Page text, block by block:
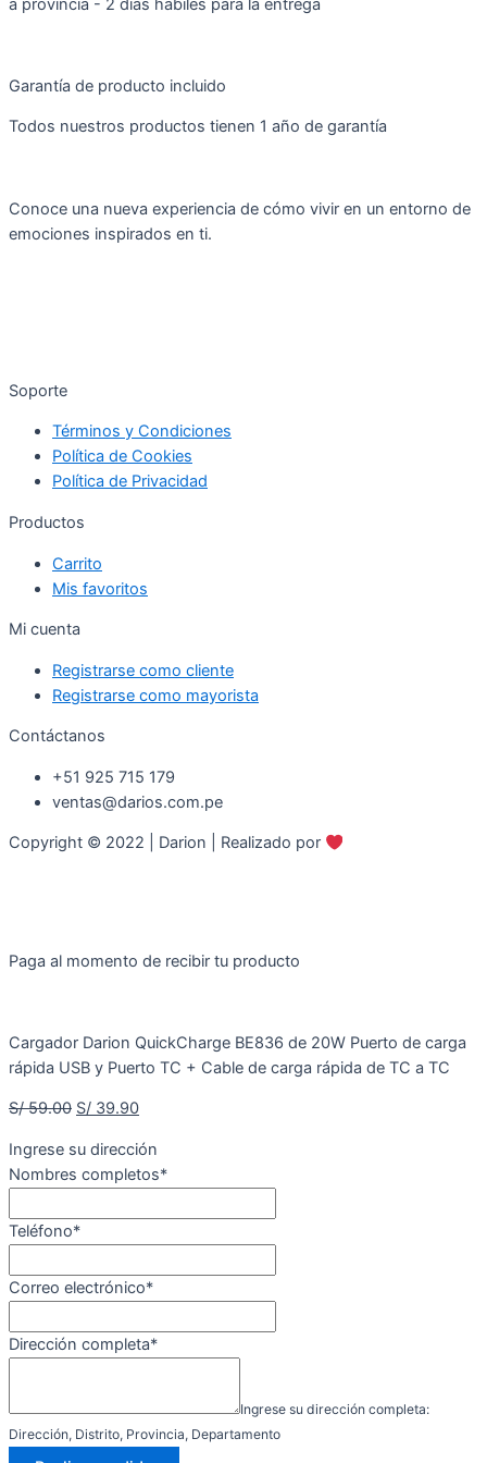
a provincia - 2 días hábiles para la entrega
Garantía de producto incluido
Todos nuestros productos tienen 1 año de garantía
Conoce una nueva experiencia de cómo vivir en un entorno de
emociones inspirados en ti.
Soporte
Términos y Condiciones
Política de Cookies
Política de Privacidad
Productos
Carrito
Mis favoritos
Mi cuenta
Registrarse como cliente
Registrarse como mayorista
Contáctanos
+51 925 715 179
ventas@darios.com.pe
Copyright © 2022 | Darion | Realizado por
Paga al momento de recibir tu producto
Cargador Darion QuickCharge BE836 de 20W Puerto de carga
rápida USB y Puerto TC + Cable de carga rápida de TC a TC
S/59.00 S/ 39.90
Ingrese su dirección
Nombres completos*
Teléfono*
Correo electrónico*
Dirección completa*
Ingrese su dirección completa:
Dirección, Distrito, Provincia, Departamento